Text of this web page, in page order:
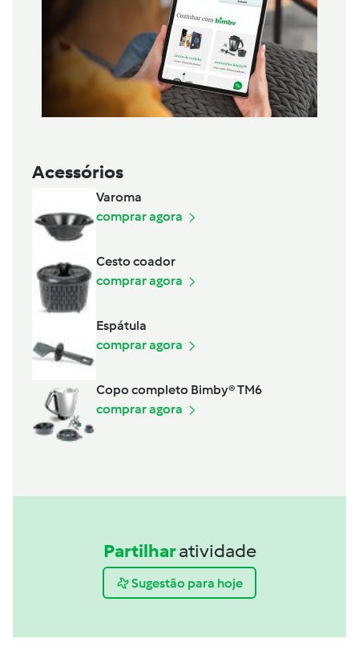
Acessórios
Varoma
comprar agora
Cesto coador
comprar agora
Espátula
comprar agora
Copo completo Bimby® TM6
comprar agora
Partilharatividade
Sugestão para hoje